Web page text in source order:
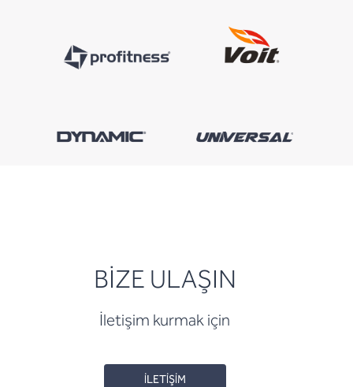
BİZE ULAŞIN
İletişim kurmak için
İLETİŞİM